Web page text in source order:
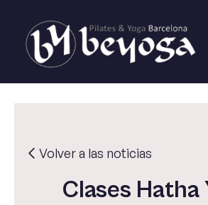
contenido
Volver a las noticias
Clases Hatha